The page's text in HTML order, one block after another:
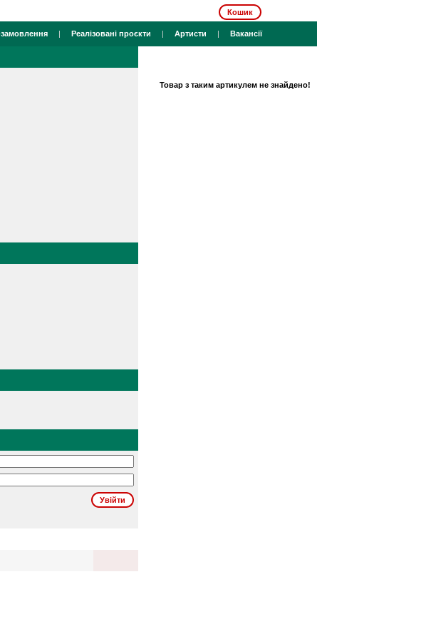
Кошик
замовлення | Реалізовані проєкти | Артисти | Вакансії
Товар з таким артикулем не знайдено!